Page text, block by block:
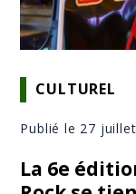
CULTUREL
Publié le 27
La 6e